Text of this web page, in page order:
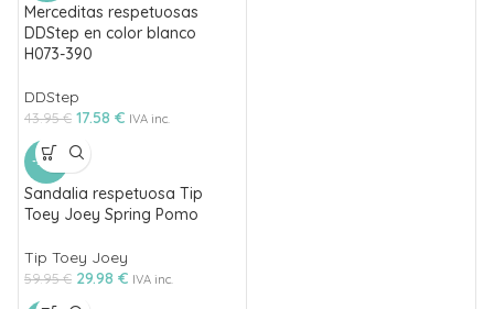
Merceditas respetuosas
DDStep en color blanco
H073-390
DDStep
43.95€ 17.58 € IVA inc.
-50%
Sandalia respetuosa Tip
Toey Joey Spring Pomo
Tip Toey Joey
59.95€ 29.98 € IVA inc.